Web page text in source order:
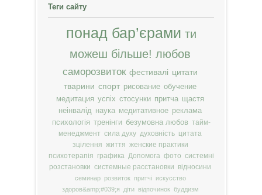
Теги сайту
понад бар’єрами ти
можеш більше! любов
саморозвиток фестивалі цитати
тварини спорт рисование обучение
медитация успіх стосунки притча щастя
неінвалід наука медитативное реклама
психологія тренінги безумовна любов тайм-
менеджмент сила духу духовність цитата
зцілення життя женские практики
психотерапія графика Допомога фото системні
розстановки системные расстановки відносини
семинар розвиток притчі
искусство
здоров&amp;#039;я
діти відпочинок буддизм